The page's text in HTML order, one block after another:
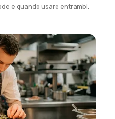
e quando usare entrambi.